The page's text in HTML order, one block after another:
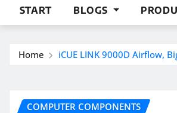
START BLOGS
Home iCUE LINK 9000D Airflow,
COMPUTER COMPONENTS